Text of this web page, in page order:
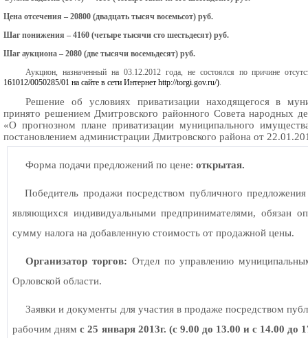
Цена отсечения – 20800 (двадцать тысяч восемьсот) руб.
Шаг понижения – 4160 (четыре тысячи сто шестьдесят) руб.
Шаг аукциона – 2080 (две тысячи восемьдесят) руб.
Аукцион, назначенный на 03.12.2012 года, не состоялся по причине
161012/0050285/01 на сайте в сети Интернет http://torgi.gov.ru/)
Решение об условиях приватизации находящегося в
принято решением Дмитровского районного Совета народных
«О прогнозном плане приватизации муниципального
постановлением администрации Дмитровского района от
Форма подачи предложений по цене:открытая.
Победитель продажи посредством публичного
являющихся индивидуальными предпринимателями, обязан
сумму налога на добавленную стоимость от продажной цены.
Организатор торгов: Отдел по управлению
Орловской области.
Заявки и документы для участия в продаже посредством
рабочим днямс 25 января 2013г. (с 9.00 до 13.00 и с 14.00 до